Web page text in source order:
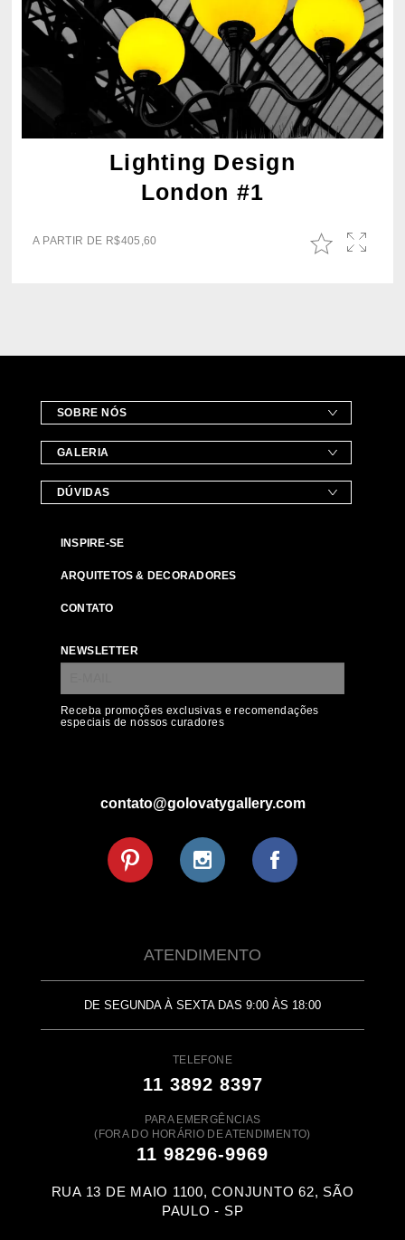
Lighting Design
London #1
A PARTIR DE R$405,60
SOBRE NÓS
GALERIA
DÚVIDAS
INSPIRE-SE
ARQUITETOS & DECORADORES
CONTATO
NEWSLETTER
Receba promoções exclusivas e recomendações
especiais de nossos curadores
contato@golovatygallery.com
ATENDIMENTO
DE SEGUNDA À SEXTA DAS 9:00 ÀS 18:00
TELEFONE
11 3892 8397
PARA EMERGÊNCIAS
(FORA DO HORÁRIO DE ATENDIMENTO)
11 98296-9969
RUA 13 DE MAIO 1100, CONJUNTO 62, SÃO
PAULO - SP